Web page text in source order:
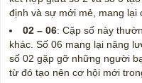
định và sự mới mẻ, mang lại
02 – 06: Cặp số này
khác. Số 06 mang lại năng
số 02 gặp gỡ những người
từ đó tạo nên cơ hội mới